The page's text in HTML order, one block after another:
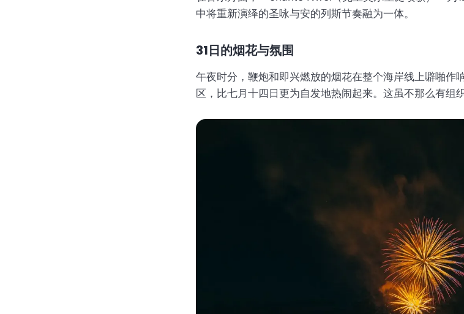
中将重新演绎的圣咏与安的列斯节奏融为一体。
31日的烟花与氛围
午夜时分，鞭炮和即兴燃放的烟花在整个海岸线上噼啪作
区，比七月十四日更为自发地热闹起来。这虽不那么有组